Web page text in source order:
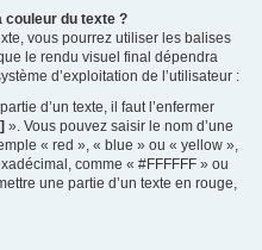
couleur du texte ?
vous pourrez utiliser les balises
le rendu visuel final dépendra
d’exploitation de l’utilisateur :
d’un texte, il faut l’enfermer
». Vous pouvez saisir le nom d’une
« red », « blue » ou « yellow »,
comme « #FFFFFF » ou
une partie d’un texte en rouge,